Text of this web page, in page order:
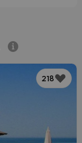
218